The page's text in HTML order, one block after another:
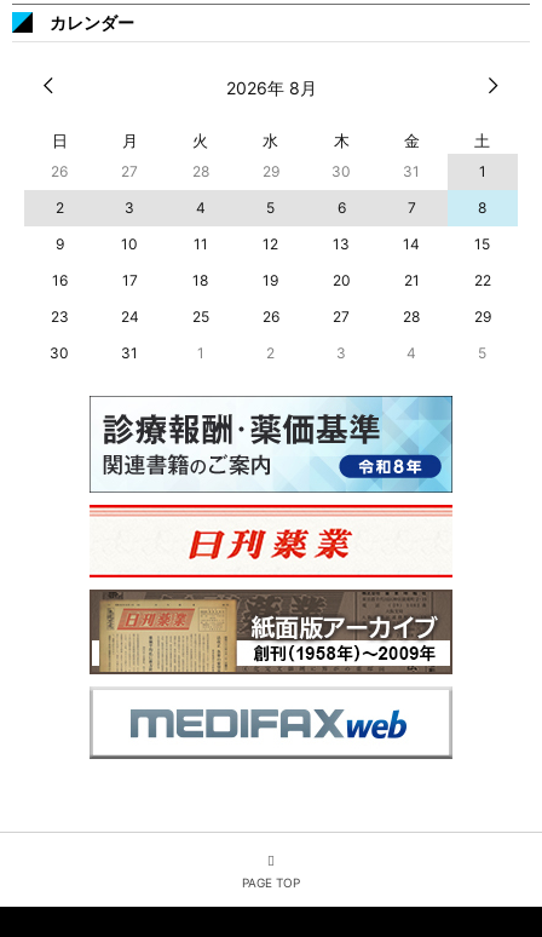
カレンダー
2026年 8月
日 月 火 水 木 金 土
26 27 28 29 30 31
1
2
3 4 5 6 7
8
9
10 11 12 13 14
15
16
17 18 19 20 21
22
23
24 25 26 27 28
29
30
31 1 2 3 4 5
PAGE TOP